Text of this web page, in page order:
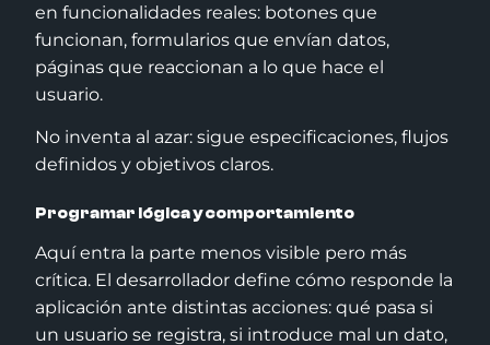
en funcionalidades reales: botones que
funcionan, formularios que envían datos,
páginas que reaccionan a lo que hace el
usuario.
No inventa al azar: sigue especificaciones, flujos
definidos y objetivos claros.
Programar lógica y comportamiento
Aquí entra la parte menos visible pero más
crítica. El desarrollador define cómo responde la
aplicación ante distintas acciones: qué pasa si
un usuario se registra, si introduce mal un dato,